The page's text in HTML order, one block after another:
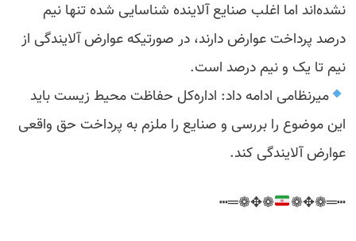
نشده‌اند اما اغلب صنایع آلاینده شناسایی شده تنها نیم
درصد پرداخت عوارض دارند، در صورتیکه عوارض آلایندگی از
نیم تا یک و نیم درصد است.
میرنظامی ادامه داد: اداره‌کل حفاظت محیط زیست باید
این موضوع را بررسی و صنایع را ملزم به پرداخت حق واقعی
عوارض آلایندگی کند.
┅═❁✥❁
❁✥❁═┅